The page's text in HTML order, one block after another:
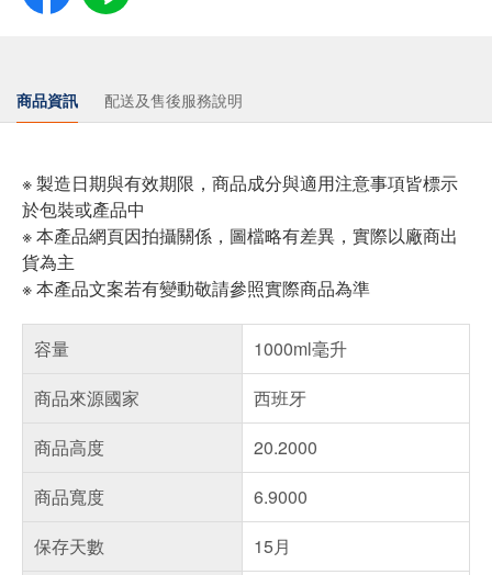
商品資訊 配送及售後服務說明
※ 製造日期與有效期限，商品成分與適用注意事項皆標示
於包裝或產品中
※ 本產品網頁因拍攝關係，圖檔略有差異，實際以廠商出
貨為主
※ 本產品文案若有變動敬請參照實際商品為準
容量
1000ml毫升
商品來源國家
西班牙
商品高度
20.2000
商品寬度
6.9000
保存天數
15月